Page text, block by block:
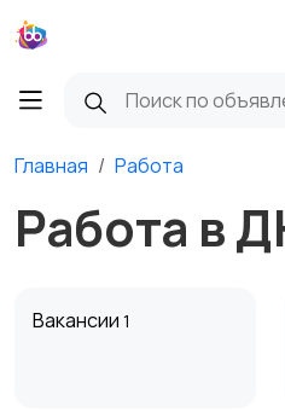
Главная Работа
Работа в
Вакансии 1